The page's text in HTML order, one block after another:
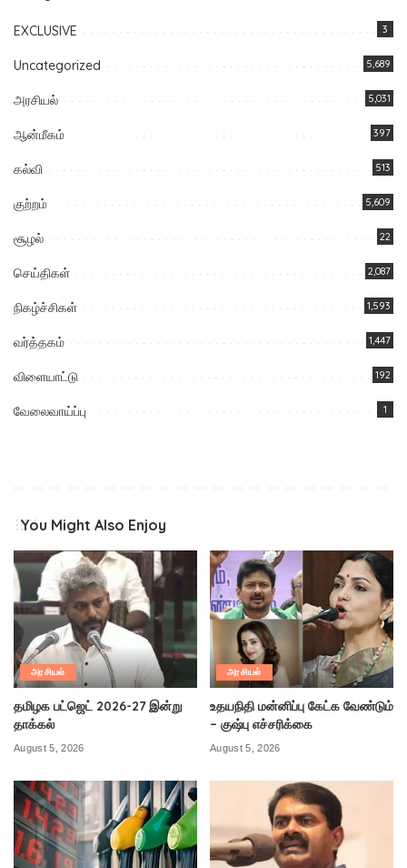
EXCLUSIVE 3
Uncategorized 5,689
அரசியல் 5,031
ஆன்மீகம் 397
கல்வி 513
குற்றம் 5,609
சூழல் 22
செய்திகள் 2,087
நிகழ்ச்சிகள் 1,593
வர்த்தகம் 1,447
விளையாட்டு 192
வேலைவாய்ப்பு 1
You Might Also Enjoy
அரசியல்
தமிழக பட்ஜெட் 2026-27 இன்று
தாக்கல்
August 5, 2026
அரசியல்
உதயநிதி மன்னிப்பு கேட்க வேண்டும்
– குஷ்பு எச்சரிக்கை
August 5, 2026